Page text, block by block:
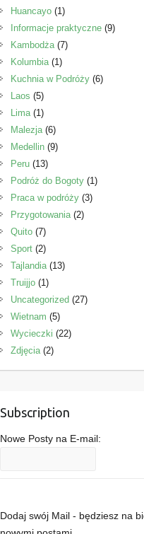
Huancayo(1)
Informacje praktyczne(9)
Kambodża(7)
Kolumbia(1)
Kuchnia w Podróży(6)
Laos (5)
Lima(1)
Malezja(6)
Medellin(9)
Peru(13)
Podróż do Bogoty(1)
Praca w podróży(3)
Przygotowania(2)
Quito(7)
Sport(2)
Tajlandia(13)
Truijjo(1)
Uncategorized (27)
Wietnam (5)
Wycieczki (22)
Zdjęcia(2)
Subscription
Nowe Posty na E-mail:
Dodaj swój Mail - będziesz na